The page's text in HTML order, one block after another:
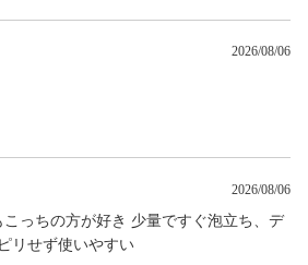
2026/08/06
2026/08/06
っちの方が好き 少量ですぐ泡立ち、デ
リせず使いやすい